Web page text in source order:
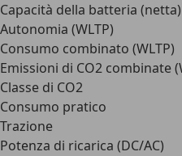
Capacità della batteria (netta)
Autonomia (WLTP)
Consumo combinato (WLTP)
Emissioni di CO2 combinate
Classe di CO2
Consumo pratico
Trazione
Potenza di ricarica (DC/AC)